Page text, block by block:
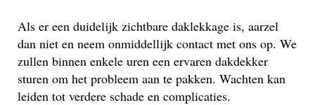
Als er een duidelijk zichtbare daklekkage is, aarzel
dan niet en neem onmiddellijk contact met ons op. We
zullen binnen enkele uren een ervaren dakdekker
sturen om het probleem aan te pakken. Wachten kan
leiden tot verdere schade en complicaties.